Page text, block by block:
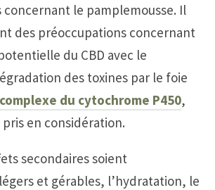
le pamplemousse. Il
des préoccupations concernant
du CBD avec le
des toxines par le foie
complexe du cytochrome P450,
en considération.
secondaires soient
et gérables, l’hydratation, le